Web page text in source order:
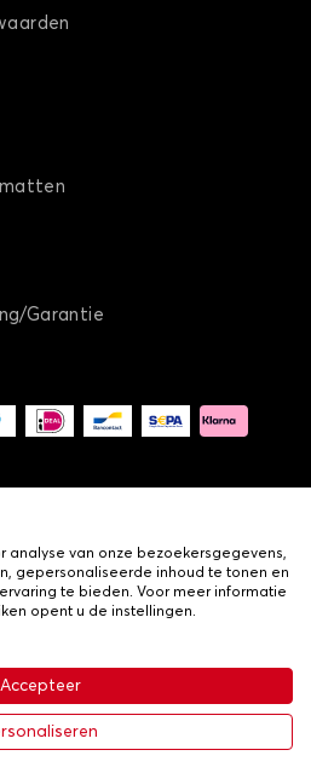
Garantie
•Privacy- en cookiebeleid
analyse van onze bezoekersgegevens,
gepersonaliseerde inhoud te tonen en
te bieden. Voor meer informatie
opent u de instellingen.
Accepteer